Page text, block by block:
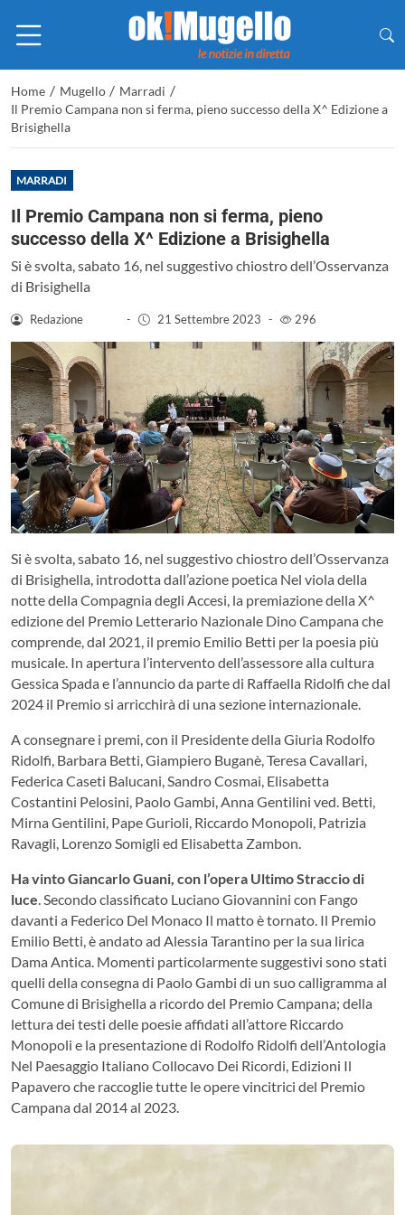
Home / Mugello / Marradi /
Il Premio Campana non si ferma, pieno successo della X^ Edizione a
Brisighella
MARRADI
Il Premio Campana non si ferma, pieno
successo della X^ Edizione a Brisighella
Si è svolta, sabato 16, nel suggestivo chiostro dell’Osservanza
di Brisighella
Redazione - 21 Settembre 2023 - 296
Si è svolta, sabato 16, nel suggestivo chiostro dell’Osservanza
di Brisighella, introdotta dall’azione poetica Nel viola della
notte della Compagnia degli Accesi, la premiazione della X^
edizione del Premio Letterario Nazionale Dino Campana che
comprende, dal 2021, il premio Emilio Betti per la poesia più
musicale. In apertura l’intervento dell’assessore alla cultura
Gessica Spada e l’annuncio da parte di Raffaella Ridolfi che dal
2024 il Premio si arricchirà di una sezione internazionale.
A consegnare i premi, con il Presidente della Giuria Rodolfo
Ridolfi, Barbara Betti, Giampiero Buganè, Teresa Cavallari,
Federica Caseti Balucani, Sandro Cosmai, Elisabetta
Costantini Pelosini, Paolo Gambi, Anna Gentilini ved. Betti,
Mirna Gentilini, Pape Gurioli, Riccardo Monopoli, Patrizia
Ravagli, Lorenzo Somigli ed Elisabetta Zambon.
Ha vinto Giancarlo Guani, con l’opera Ultimo Straccio di
luce. Secondo classificato Luciano Giovannini con Fango
davanti a Federico Del Monaco Il matto è tornato. Il Premio
Emilio Betti, è andato ad Alessia Tarantino per la sua lirica
Dama Antica. Momenti particolarmente suggestivi sono stati
quelli della consegna di Paolo Gambi di un suo calligramma al
Comune di Brisighella a ricordo del Premio Campana; della
lettura dei testi delle poesie affidati all’attore Riccardo
Monopoli e la presentazione di Rodolfo Ridolfi dell’Antologia
Nel Paesaggio Italiano Collocavo Dei Ricordi, Edizioni Il
Papavero che raccoglie tutte le opere vincitrici del Premio
Campana dal 2014 al 2023.